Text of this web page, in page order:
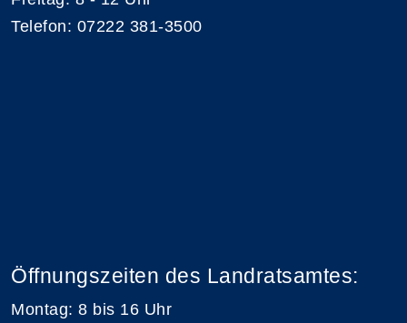
Telefon: 07222 381-3500
Öffnungszeiten des Landratsamtes:
Montag: 8 bis 16 Uhr